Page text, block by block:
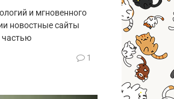
и мгновенного
новостные сайты
частью
1